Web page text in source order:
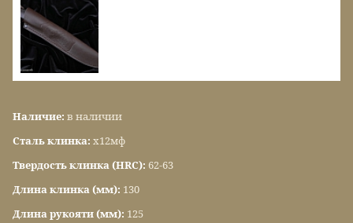
Наличие: в наличии
Сталь клинка: х12мф
Твердость клинка (HRC): 62-63
Длина клинка (мм): 130
Длина рукояти (мм): 125